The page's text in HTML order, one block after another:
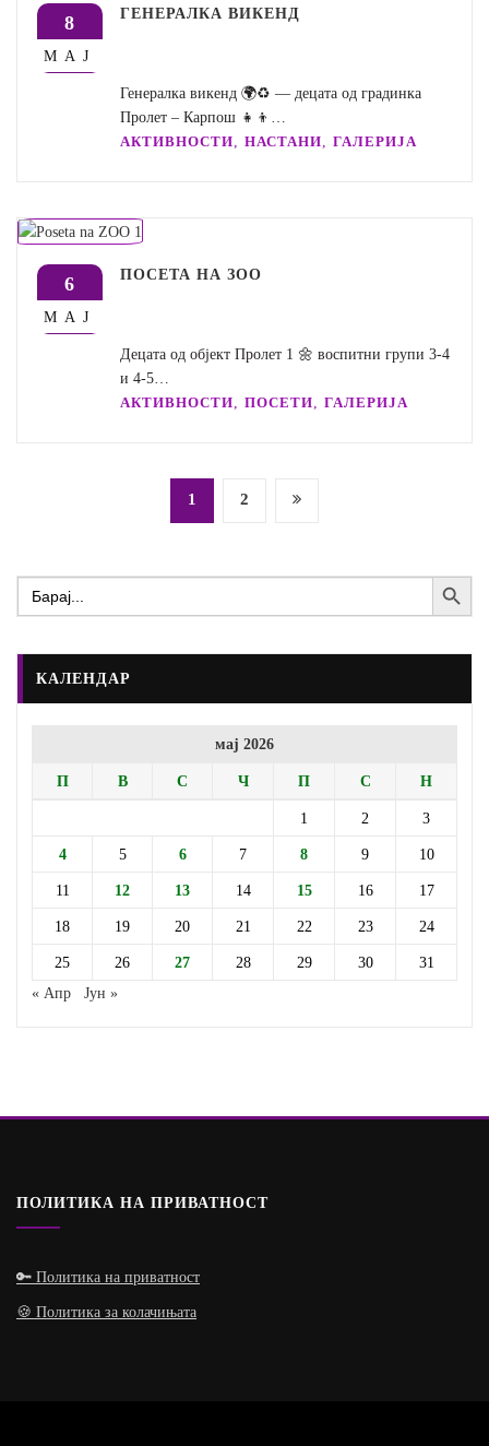
8
МАЈ
ГЕНЕРАЛКА ВИКЕНД
Генералка викенд 🌍♻️ — децата од градинка
Пролет – Карпош 👧👦…
АКТИВНОСТИ ,НАСТАНИ ,ГАЛЕРИЈА
6
МАЈ
ПОСЕТА НА ЗОО
Децата од објект Пролет 1 🌼 воспитни групи 3-4
и 4-5…
АКТИВНОСТИ ,ПОСЕТИ ,ГАЛЕРИЈА
1 2
Search
for:
Search Button
КАЛЕНДАР
мај 2026
П В С Ч П С Н
1 2 3
4 5 6 7 8 9 10
11 12 13 14 15 16 17
18 19 20 21 22 23 24
25 26 27 28 29 30
31
« Апр
Јун »
ПОЛИТИКА НА ПРИВАТНОСТ
🔑 Политика на приватност
🍪 Политика за колачињата